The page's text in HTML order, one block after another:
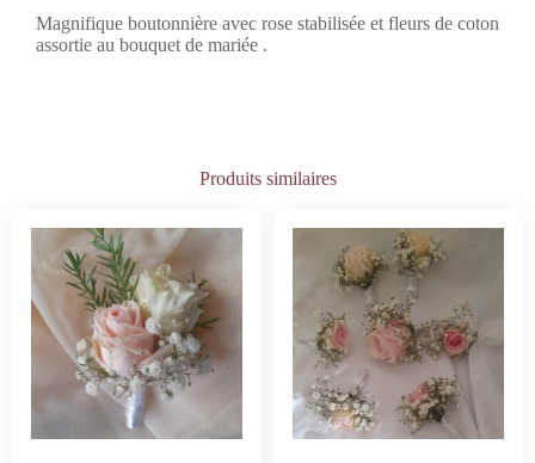
Magnifique boutonnière avec rose stabilisée et fleurs de coton
assortie au bouquet de mariée .
Produits similaires